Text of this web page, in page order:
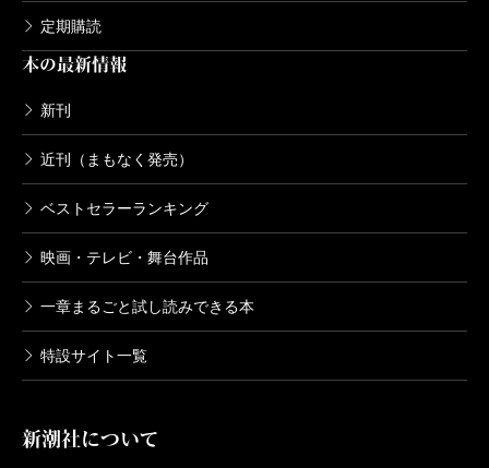
定期購読
本の最新情報
新刊
近刊（まもなく発売）
ベストセラーランキング
映画・テレビ・舞台作品
一章まるごと試し読みできる本
特設サイト一覧
新潮社について